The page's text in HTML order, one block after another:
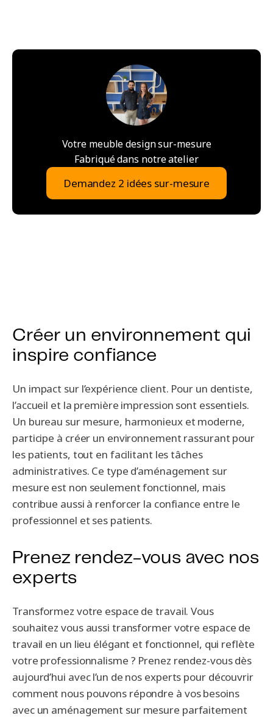
Votre meuble design sur-mesure
Fabriqué dans notre atelier
Demandez 2 idées sur-mesure
Créer un environnement qui
inspire confiance
Un impact sur l’expérience client. Pour un dentiste,
l’accueil et la première impression sont essentiels.
Un bureau sur mesure, harmonieux et moderne,
participe à créer un environnement rassurant pour
les patients, tout en facilitant les tâches
administratives. Ce type d’aménagement sur
mesure est non seulement fonctionnel, mais
contribue aussi à renforcer la confiance entre le
professionnel et ses patients.
Prenez rendez-vous avec nos
experts
Transformez votre espace de travail. Vous
souhaitez vous aussi transformer votre espace de
travail en un lieu élégant et fonctionnel, qui reflète
votre professionnalisme ? Prenez rendez-vous dès
aujourd’hui avec l’un de nos experts pour découvrir
comment nous pouvons répondre à vos besoins
avec un aménagement sur mesure parfaitement